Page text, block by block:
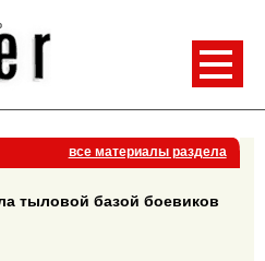
все материалы раздела
тыловой базой боевиков